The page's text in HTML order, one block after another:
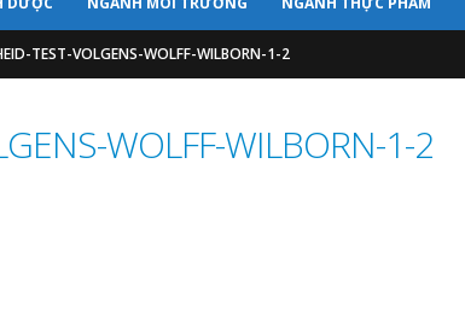
TEST-VOLGENS-WOLFF-WILBORN-1-2
WOLFF-WILBORN-1-2